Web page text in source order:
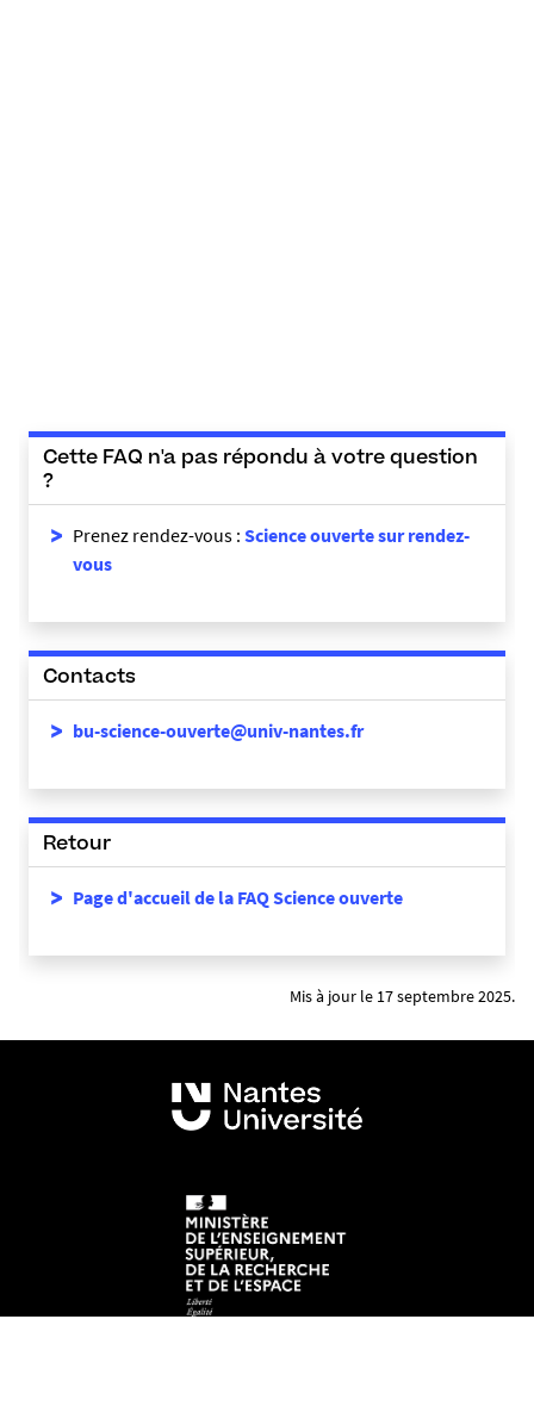
Cette FAQ n'a pas répondu à votre question
?
Prenez rendez-vous : Science ouverte sur rendez-
vous
Contacts
bu-science-ouverte@univ-nantes.fr
Retour
Page d'accueil de la FAQ Science ouverte
Mis à jour le 17 septembre 2025.